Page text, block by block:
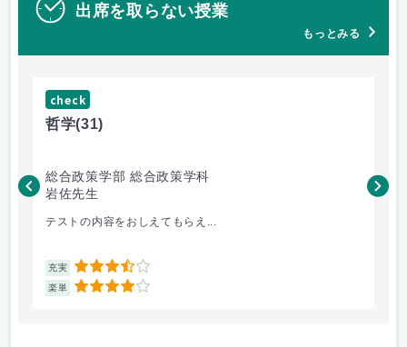
出席を取らない授業
もっとみる
check
哲学(31)
総合政策学部 総合政策学科
岩佐先生
テストの内容をおしえてもらえ...
充実 3.5
楽単 4
長